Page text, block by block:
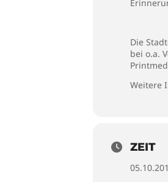
Die
bei o.a.
Weitere
ZEIT